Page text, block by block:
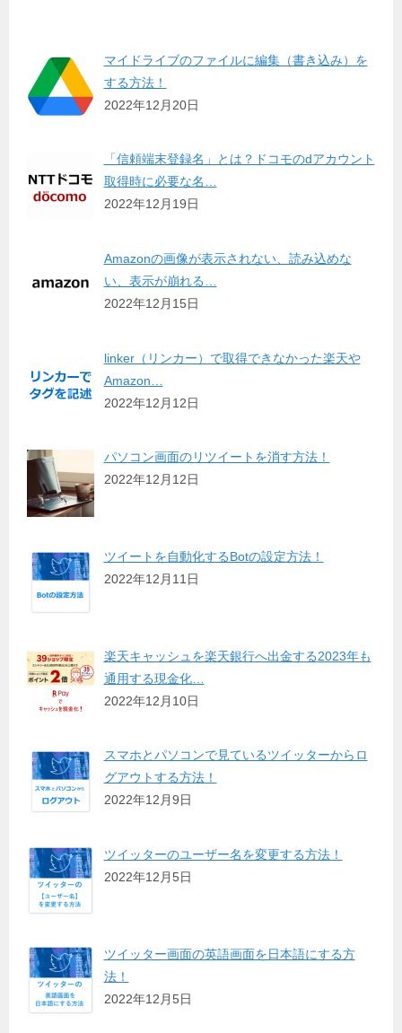
マイドライブのファイルに編集（書き込み）を
する方法！
2022年12月20日
「信頼端末登録名」とは？ドコモのdアカウント
取得時に必要な名…
2022年12月19日
Amazonの画像が表示されない、読み込めな
い、表示が崩れる…
2022年12月15日
linker（リンカー）で取得できなかった楽天や
Amazon…
2022年12月12日
パソコン画面のリツイートを消す方法！
2022年12月12日
ツイートを自動化するBotの設定方法！
2022年12月11日
楽天キャッシュを楽天銀行へ出金する2023年も
通用する現金化…
2022年12月10日
スマホとパソコンで見ているツイッターからロ
グアウトする方法！
2022年12月9日
ツイッターのユーザー名を変更する方法！
2022年12月5日
ツイッター画面の英語画面を日本語にする方
法！
2022年12月5日